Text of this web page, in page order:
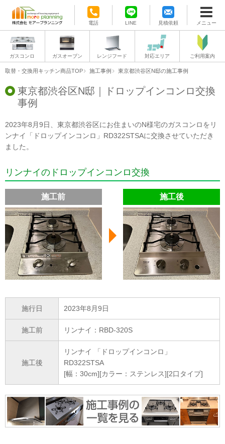
電話 LINE 見積依頼 メニュー
ガスコンロ ガスオーブン レンジフード 対応エリア ご利用案内
取替・交換用キッチン商品TOP 施工事例 東京都渋谷区N邸の施工事例
東京都渋谷区N邸｜ドロップインコンロ交換
事例
2023年8月9日、東京都渋谷区にお住まいのN様宅のガスコンロをリ
ンナイ「ドロップインコンロ」RD322STSAに交換させていただき
ました。
リンナイのドロップインコンロ交換
施工前 施工後
施行日 2023年8月9日
施工前 リンナイ：RBD-320S
施工後
リンナイ 「ドロップインコンロ」
RD322STSA
[幅：30cm][カラー：ステンレス][2口タイプ]